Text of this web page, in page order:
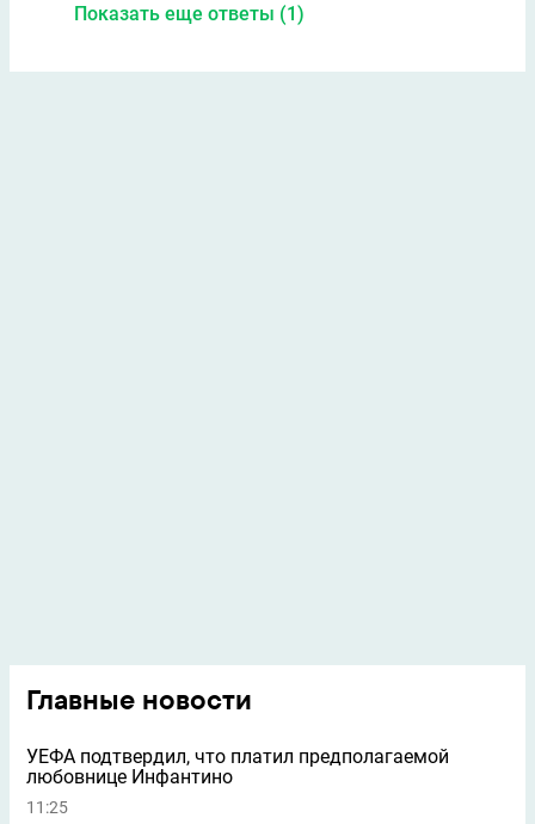
Показать еще ответы (1)
Главные новости
УЕФА подтвердил, что платил предполагаемой
любовнице Инфантино
11:25